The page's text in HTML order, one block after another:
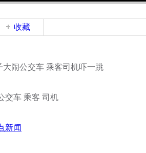
收藏
闹公交车 乘客司机吓一跳
交车 乘客 司机
新闻